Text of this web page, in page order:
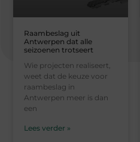
Raambeslag uit
Antwerpen dat alle
seizoenen trotseert
Wie projecten realiseert,
weet dat de keuze voor
raambeslag in
Antwerpen meer is dan
een
Lees verder »